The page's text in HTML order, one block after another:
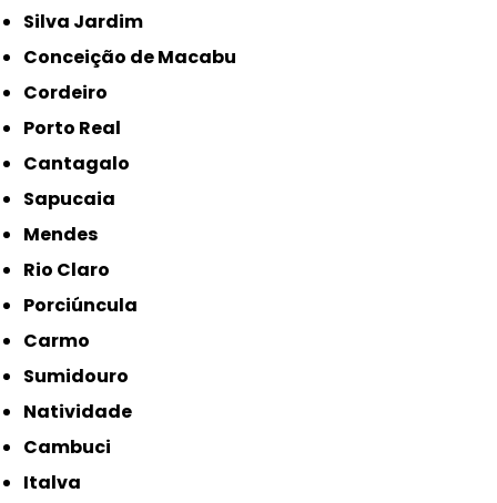
Silva Jardim
Conceição de Macabu
Cordeiro
Porto Real
Cantagalo
Sapucaia
Mendes
Rio Claro
Porciúncula
Carmo
Sumidouro
Natividade
Cambuci
Italva